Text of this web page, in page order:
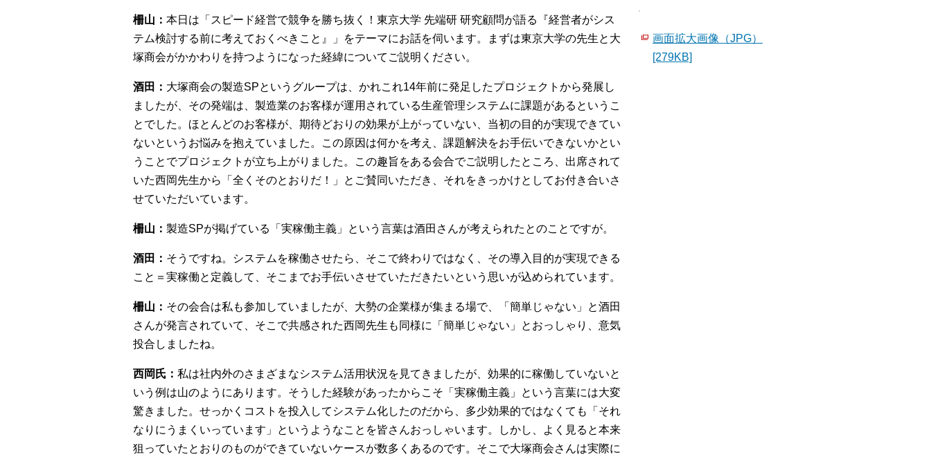
柵山： 本日は「スピード経営で競争を勝ち抜く！東京大学 先端研 研究顧問が語る『経営者がシス
テム検討する前に考えておくべきこと』」をテーマにお話を伺います。まずは東京大学の先生と大
塚商会がかかわりを持つようになった経緯についてご説明ください。
酒田： 大塚商会の製造SPというグループは、かれこれ14年前に発足したプロジェクトから発展し
ましたが、その発端は、製造業のお客様が運用されている生産管理システムに課題があるというこ
とでした。ほとんどのお客様が、期待どおりの効果が上がっていない、当初の目的が実現できてい
ないというお悩みを抱えていました。この原因は何かを考え、課題解決をお手伝いできないかとい
うことでプロジェクトが立ち上がりました。この趣旨をある会合でご説明したところ、出席されて
いた西岡先生から「全くそのとおりだ！」とご賛同いただき、それをきっかけとしてお付き合いさ
せていただいています。
柵山： 製造SPが掲げている「実稼働主義」という言葉は酒田さんが考えられたとのことですが。
酒田： そうですね。システムを稼働させたら、そこで終わりではなく、その導入目的が実現できる
こと＝実稼働と定義して、そこまでお手伝いさせていただきたいという思いが込められています。
柵山： その会合は私も参加していましたが、大勢の企業様が集まる場で、「簡単じゃない」と酒田
さんが発言されていて、そこで共感された西岡先生も同様に「簡単じゃない」とおっしゃり、意気
投合しましたね。
西岡氏： 私は社内外のさまざまなシステム活用状況を見てきましたが、効果的に稼働していないと
いう例は山のようにあります。そうした経験があったからこそ「実稼働主義」という言葉には大変
驚きました。せっかくコストを投入してシステム化したのだから、多少効果的ではなくても「それ
なりにうまくいっています」というようなことを皆さんおっしゃいます。しかし、よく見ると本来
狙っていたとおりのものができていないケースが数多くあるのです。そこで大塚商会さんは実際に
画面拡大画像（JPG）
[279KB]